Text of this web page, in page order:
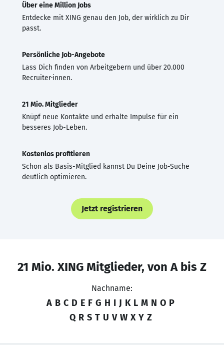
Über eine Million Jobs
Entdecke mit XING genau den Job, der wirklich zu Dir
passt.
Persönliche Job-Angebote
Lass Dich finden von Arbeitgebern und über 20.000
Recruiter·innen.
21 Mio. Mitglieder
Knüpf neue Kontakte und erhalte Impulse für ein
besseres Job-Leben.
Kostenlos profitieren
Schon als Basis-Mitglied kannst Du Deine Job-Suche
deutlich optimieren.
Jetzt registrieren
21 Mio. XING Mitglieder, von A bis Z
Nachname:
A B C D E F G H I J K L M N O P
Q R S T U V W X Y Z